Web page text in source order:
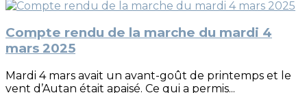
Compte rendu de la marche du mardi 4
mars 2025
Mardi 4 mars avait un avant-goût de printemps et le
vent d’Autan était apaisé. Ce qui a permis...